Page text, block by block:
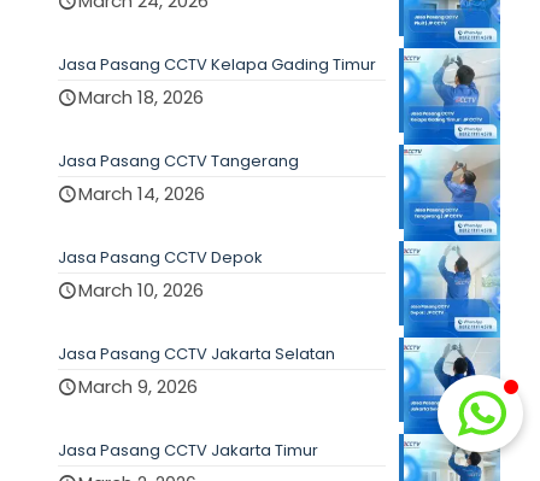
Jasa Pasang CCTV Kelapa Gading Timur
March 18, 2026
Jasa Pasang CCTV Tangerang
March 14, 2026
Jasa Pasang CCTV Depok
March 10, 2026
Jasa Pasang CCTV Jakarta Selatan
March 9, 2026
Jasa Pasang CCTV Jakarta Timur